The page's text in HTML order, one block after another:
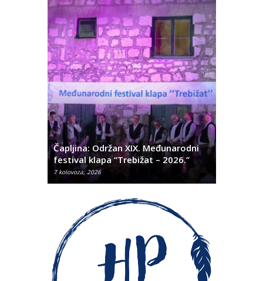
Čapljina: Održan XIX. Međunarodni
festival klapa “Trebižat – 2026.”
7 kolovoza, 2026